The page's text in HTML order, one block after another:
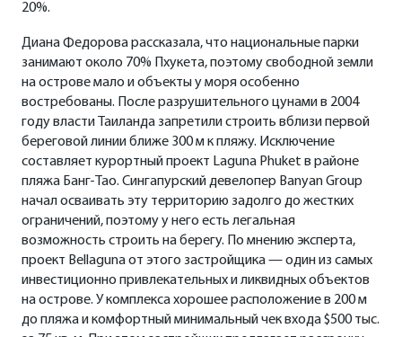
20%.
Диана Федорова рассказала, что национальные парки
занимают около 70% Пхукета, поэтому свободной земли
на острове мало и объекты у моря особенно
востребованы. После разрушительного цунами в 2004
году власти Таиланда запретили строить вблизи первой
береговой линии ближе 300 м к пляжу. Исключение
составляет курортный проект Laguna Phuket в районе
пляжа Банг-Тао. Сингапурский девелопер Banyan Group
начал осваивать эту территорию задолго до жестких
ограничений, поэтому у него есть легальная
возможность строить на берегу. По мнению эксперта,
проект Bellaguna от этого застройщика — один из самых
инвестиционно привлекательных и ликвидных объектов
на острове. У комплекса хорошее расположение в 200 м
до пляжа и комфортный минимальный чек входа $500 тыс.